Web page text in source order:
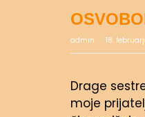
admin 18.
Drage
moje